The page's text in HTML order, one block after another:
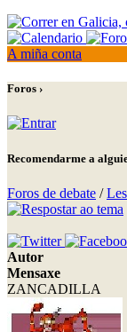
A miña conta
Foros ›
Recomendarme a
Foros de debate /
Autor
Mensaxe
ZANCADILLA